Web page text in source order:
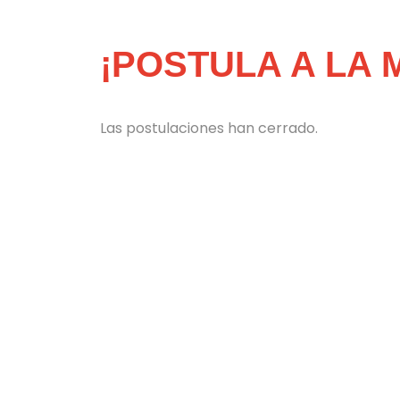
¡POSTULA A LA
Las postulaciones han cerrado.